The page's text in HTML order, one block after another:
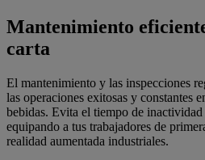
Mantenimiento
carta
El mantenimiento y las inspecciones
las operaciones exitosas y constantes
bebidas. Evita el tiempo de
equipando a tus trabajadores de
realidad aumentada industriales.